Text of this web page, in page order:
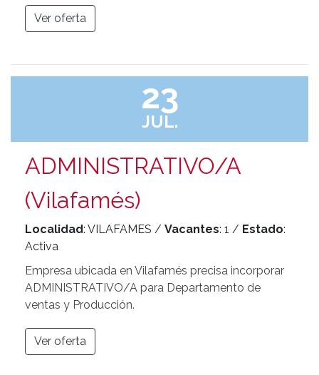
Ver oferta
23
JUL.
ADMINISTRATIVO/A
(Vilafamés)
Localidad: VILAFAMES / Vacantes: 1 / Estado:
Activa
Empresa ubicada en Vilafamés precisa incorporar
ADMINISTRATIVO/A para Departamento de
ventas y Producción.
Ver oferta